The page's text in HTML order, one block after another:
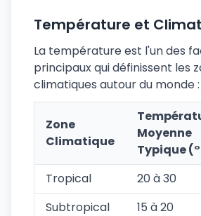
Température et Climat
La température est l'un des
principaux qui définissent les
climatiques autour du monde :
Zone
Climatique
Moyenne
Typique
Tropical
20 à 30
Subtropical
15 à 20